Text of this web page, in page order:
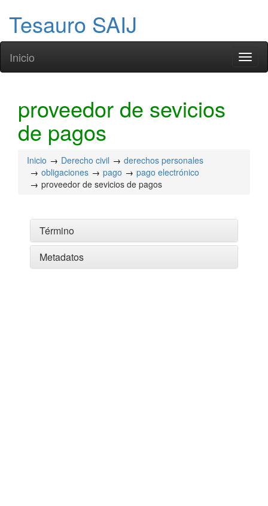
Tesauro SAIJ
Inicio
proveedor de sevicios
de pagos
Inicio Derecho civil
derechos personales
obligaciones
pago
pago electrónico
proveedor de sevicios de pagos
Término
Metadatos